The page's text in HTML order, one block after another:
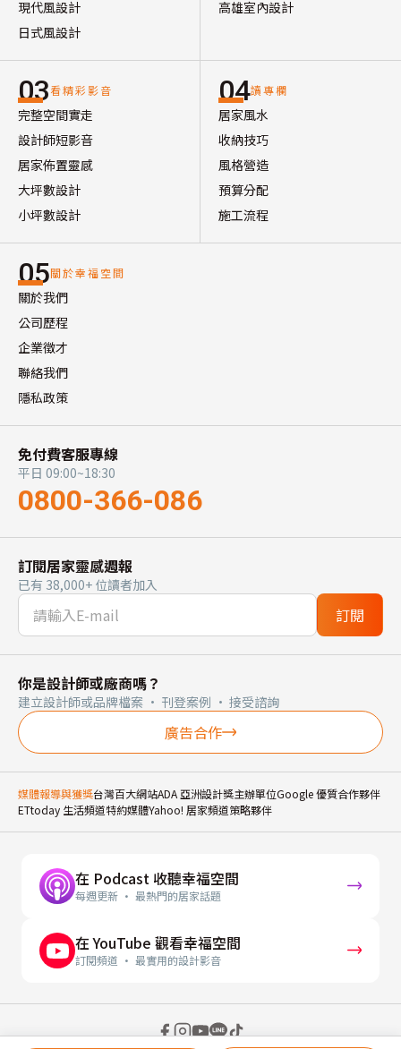
現代風設計
日式風設計
高雄室內設計
03看精彩影音
完整空間實走
設計師短影音
居家佈置靈感
大坪數設計
小坪數設計
04讀專欄
居家風水
收納技巧
風格營造
預算分配
施工流程
05關於幸福空間
關於我們
公司歷程
企業徵才
聯絡我們
隱私政策
免付費客服專線
平日 09:00~18:30
0800-366-086
訂閱居家靈感週報
已有 38,000+ 位讀者加入
訂閱
你是設計師或廠商嗎？
建立設計師或品牌檔案 · 刊登案例 · 接受諮詢
廣告合作
媒體報導與獲獎台灣百大網站ADA 亞洲設計獎主辦單位Google 優質合作夥伴
ETtoday 生活頻道特約媒體Yahoo! 居家頻道策略夥伴
在 Podcast 收聽幸福空間
每週更新 · 最熱門的居家話題
在 YouTube 觀看幸福空間
訂閱頻道 · 最實用的設計影音